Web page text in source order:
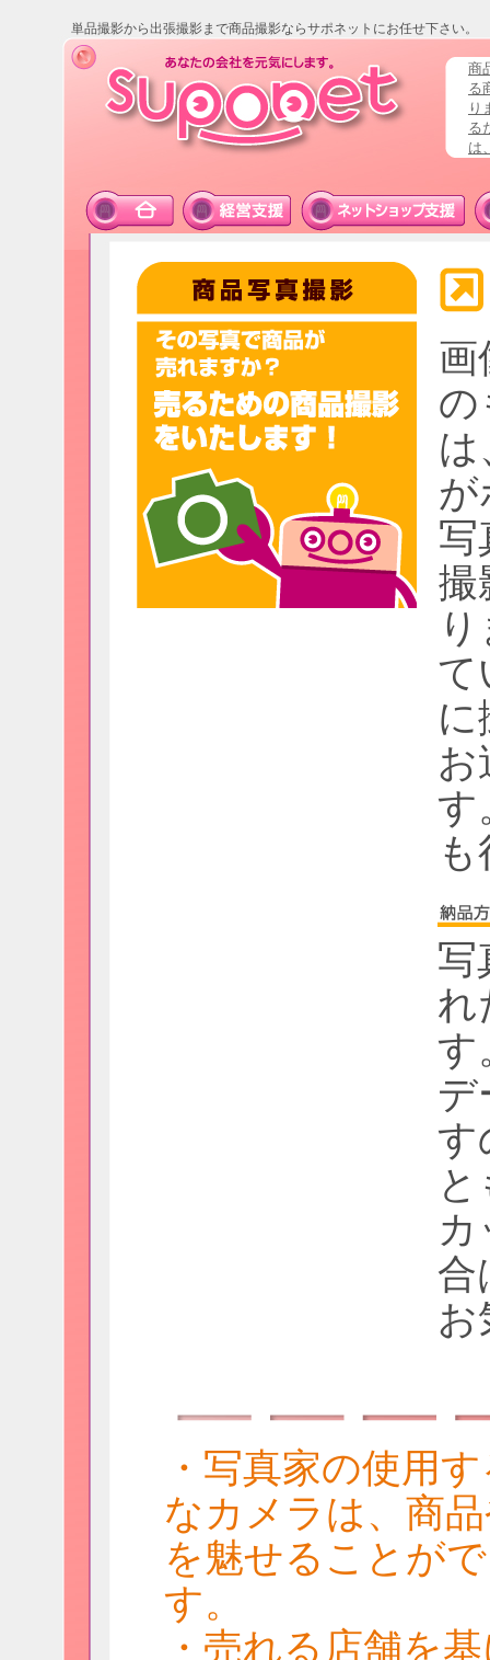
単品撮影から出張撮影まで商品撮影ならサポネットにお任せ下さい。
商
る
り
る
は
画
の
は
が
写
撮
て
に
お
す
写
れ
す
デ
す
カ
合
お
・写真家の使用
なカメラは、商
を魅せることが
す。
・売れる店舗を